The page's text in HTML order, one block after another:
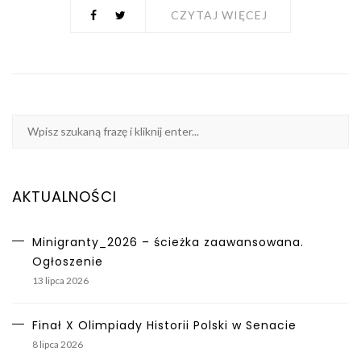
CZYTAJ WIĘCEJ
AKTUALNOŚCI
Minigranty_2026 – ścieżka zaawansowana.
Ogłoszenie
13 lipca 2026
Finał X Olimpiady Historii Polski w Senacie
8 lipca 2026